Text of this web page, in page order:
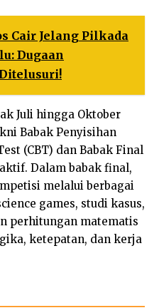
Cair Jelang Pilkada
Dugaan
Juli hingga Oktober
Babak Penyisihan
(CBT) dan Babak Final
Dalam babak final,
melalui berbagai
games, studi kasus,
perhitungan matematis
ketepatan, dan kerja